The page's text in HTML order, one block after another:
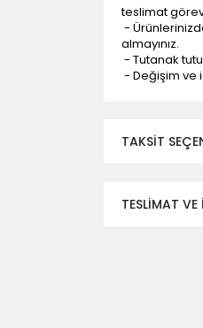
teslimat
-
almayınız.
- Tutanak
- Değişim ve
TAKSIT
TESLİMAT VE